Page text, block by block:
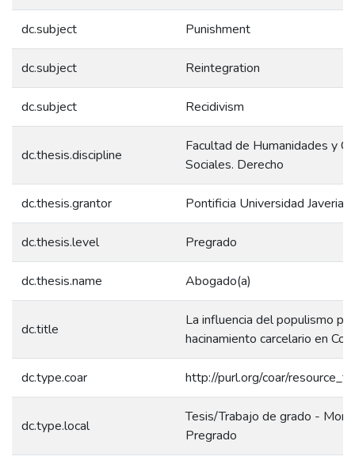
dc.subject Punishment
dc.subject Reintegration
dc.subject Recidivism
dc.thesis.discipline
Facultad de Humanidades y
Sociales. Derecho
dc.thesis.grantor Pontificia Universidad
dc.thesis.level Pregrado
dc.thesis.name Abogado(a)
dc.title
La influencia del populismo
hacinamiento carcelario en
dc.type.coar http://purl.org/coar/
dc.type.local
Tesis/Trabajo de grado -
Pregrado